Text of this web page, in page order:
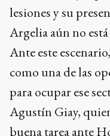
lesiones y su
Argelia aún no
Ante este
como una de las
para ocupar ese
Agustín Giay,
buena tarea ante